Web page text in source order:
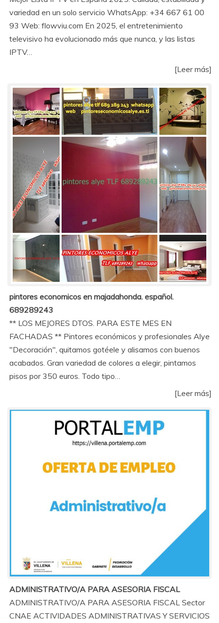
variedad en un solo servicio WhatsApp: +34 667 61 00
93 Web: flowviu.com En 2025, el entretenimiento
televisivo ha evolucionado más que nunca, y las listas
IPTV…
[Leer más]
pintores economicos en majadahonda. español.
689289243
** LOS MEJORES DTOS. PARA ESTE MES EN
FACHADAS ** Pintores económicos y profesionales Alye
"Decoración", quitamos gotéele y alisamos con buenos
acabados. Gran variedad de colores a elegir, pintamos
pisos por 350 euros. Todo tipo…
[Leer más]
ADMINISTRATIVO/A PARA ASESORIA FISCAL
ADMINISTRATIVO/A PARA ASESORIA FISCAL Sector
CNAE ACTIVIDADES ADMINISTRATIVAS Y SERVICIOS